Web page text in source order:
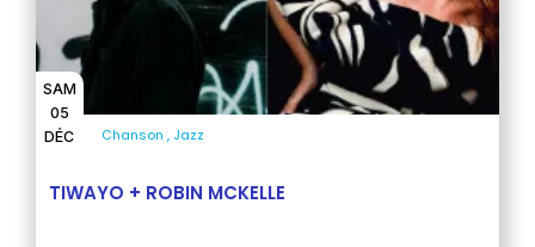
SAM
05
DÉC
Chanson Jazz
TIWAYO + ROBIN MCKELLE